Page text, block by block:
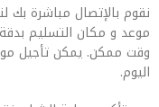
نقوم بالإتصال مباشرة بك
موعد و مكان التسليم
وقت ممكن. يمكن تأجيل
اليوم.